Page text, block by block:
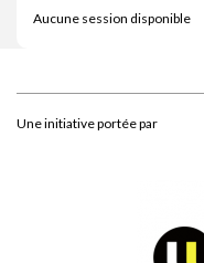
Aucune session disponible
Une initiative portée par